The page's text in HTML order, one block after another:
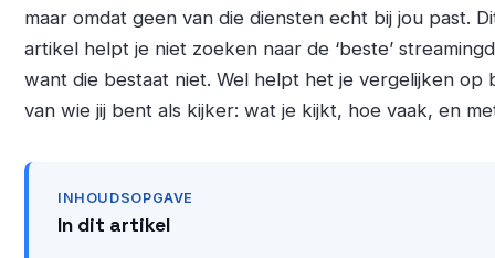
maar omdat geen van die diensten echt bij jou past.
artikel helpt je niet zoeken naar de ‘beste’
want die bestaat niet. Wel helpt het je vergelijken op
van wie jij bent als kijker: wat je kijkt, hoe vaak, en
INHOUDSOPGAVE
In dit artikel